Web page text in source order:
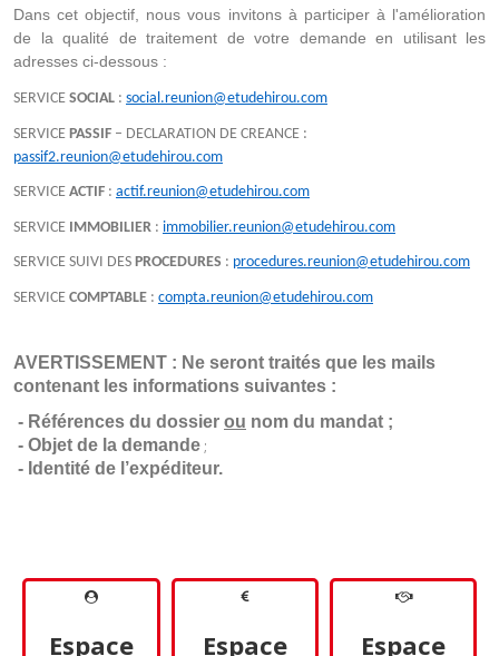
Dans cet objectif, nous vous invitons à participer à l'amélioration
de la qualité de traitement de votre demande en utilisant les
adresses ci-dessous :
SERVICE SOCIAL : social.reunion@etudehirou.com
SERVICE PASSIF – DECLARATION DE CREANCE :
passif2.reunion@etudehirou.com
SERVICE ACTIF : actif.reunion@etudehirou.com
SERVICE IMMOBILIER : immobilier.reunion@etudehirou.com
SERVICE SUIVI DES PROCEDURES : procedures.reunion@etudehirou.com
SERVICE COMPTABLE : compta.reunion@etudehirou.com
AVERTISSEMENT : Ne seront traités que les mails
contenant les informations suivantes :
- Références du dossier ou nom du mandat ;
- Objet de la demande ;
- Identité de l’expéditeur.
Espace
Espace
Espace